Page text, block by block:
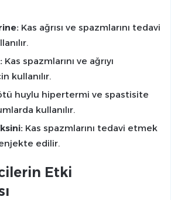
Kas ağrısı ve spazmlarını tedavi
Kas spazmlarını ve ağrıyı
kullanılır.
huylu hipertermi ve spastisite
kullanılır.
Kas spazmlarını tedavi etmek
edilir.
Etki